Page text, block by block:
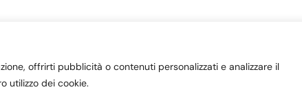
offrirti pubblicità o contenuti personalizzati e analizzare il
utilizzo dei cookie.
srl | P. IVA 03571330780 | Sede legale: Via Margherita, 34 –